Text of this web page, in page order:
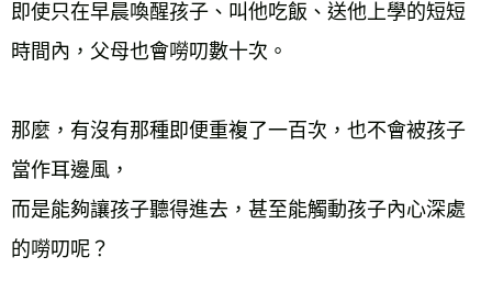
即使只在早晨喚醒孩子、叫他吃飯、送他上學的短短
時間內，父母也會嘮叨數十次。
那麼，有沒有那種即便重複了一百次，也不會被孩子
當作耳邊風，
而是能夠讓孩子聽得進去，甚至能觸動孩子內心深處
的嘮叨呢？